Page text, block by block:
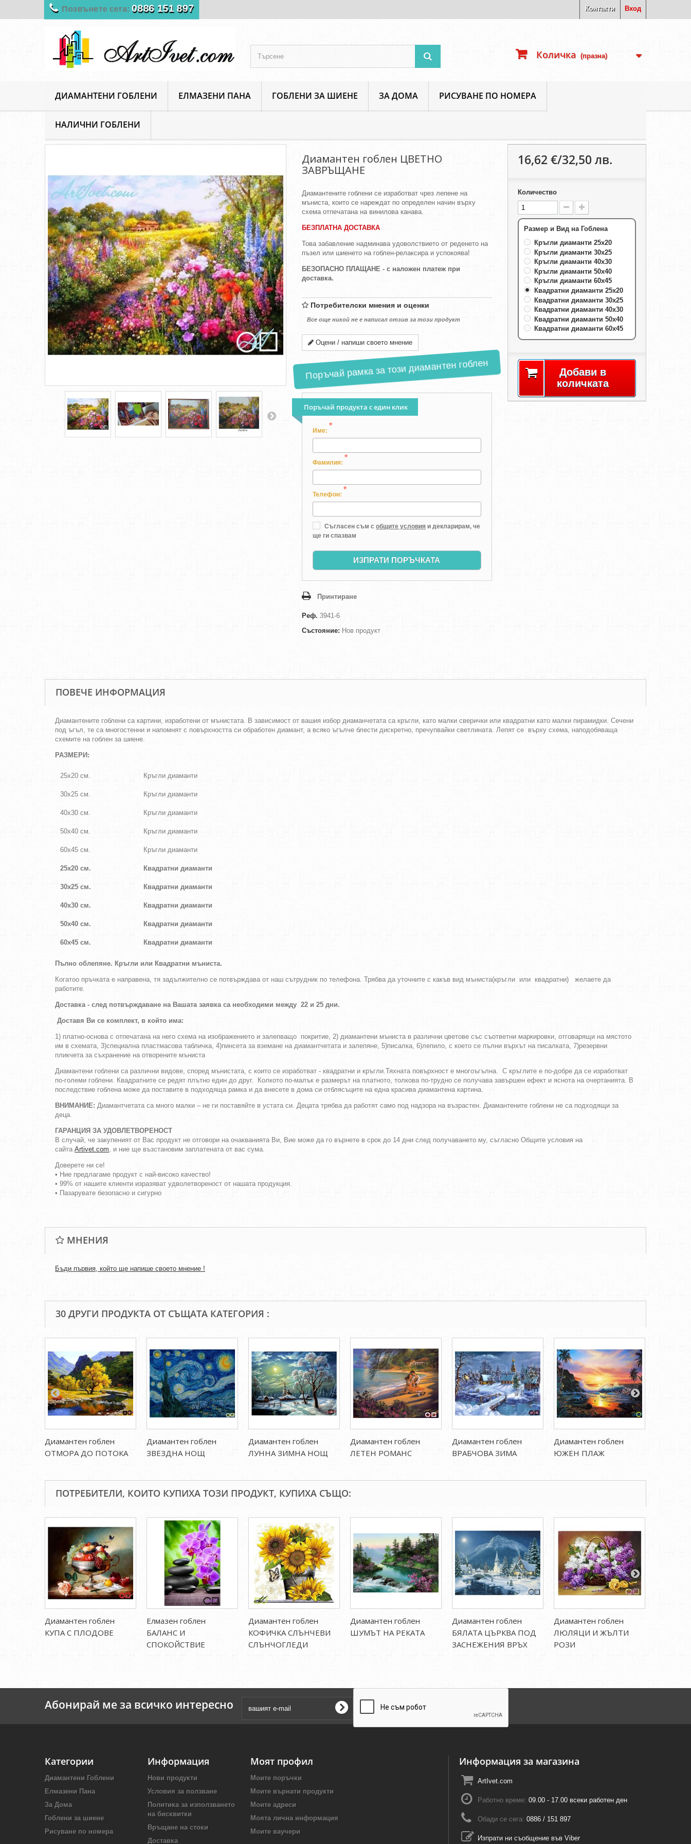
Вход
Контакти
Позвънете сега: 0886 151 897
ДИАМАНТЕНИ ГОБЛЕНИ ЕЛМАЗЕНИ ПАНА ГОБЛЕНИ ЗА ШИЕНЕ ЗА ДОМА РИСУВАНЕ ПО НОМЕРА
НАЛИЧНИ ГОБЛЕНИ
Количка (празна)
ArtIvet Диамантени Гоблени
Диамантен гоблен ЦВЕТНО
ЗАВРЪЩАНЕ
Диамантените гоблени се изработват чрез лепене на
мъниста, които се нареждат по определен начин върху
схема отпечатана на винилова канава.
БЕЗПЛАТНА ДОСТАВКА
Това забавление надминава удоволствието от реденето на
пъзел или шиенето на гоблен-релаксира и успокоява!
БЕЗОПАСНО ПЛАЩАНЕ - с наложен платеж при
доставка.
Потребителски мнения и оценки
Все още никой не е написал отзив за този продукт
Оцени / напиши своето мнение
Поръчай рамка за този диамантен гоблен
Поръчай продукта с един клик
Име:
*
Фамилия:
*
Телефон:
*
Съгласен съм с общите условия и декларирам, че
ще ги спазвам
ИЗПРАТИ ПОРЪЧКАТА
Принтиране
Реф. 3941-6
Състояние: Нов продукт
16,62 €/32,50 лв.
Количество
Размер и Вид на Гоблена
Кръгли диаманти 25х20
Кръгли диаманти 30х25
Кръгли диаманти 40х30
Кръгли диаманти 50х40
Кръгли диаманти 60х45
Квадратни диаманти 25х20
Квадратни диаманти 30х25
Квадратни диаманти 40х30
Квадратни диаманти 50х40
Квадратни диаманти 60х45
Добави в
количката
ПОВЕЧЕ ИНФОРМАЦИЯ
Диамантените гоблени са картини, изработени от мънистата. В зависимост от вашия избор диаманчетата са кръгли, като малки сверички или квадратни като малки пирамидки. Сечени
под ъгъл, те са многостенни и напомнят с повърхността си обработен диамант, а всяко ъгълче блести дискретно, пречупвайки светлината. Лепят се върху схема, наподобяваща
схемите на гоблен за шиене.
РАЗМЕРИ:
25х20 см. Кръгли диаманти
30х25 см. Кръгли диаманти
40х30 см. Кръгли диаманти
50х40 см. Кръгли диаманти
60х45 см. Кръгли диаманти
25х20 см. Квадратни диаманти
30х25 см. Квадратни диаманти
40х30 см. Квадратни диаманти
50х40 см. Квадратни диаманти
60х45 см. Квадратни диаманти
Пълно облепяне. Кръгли или Квадратни мъниста.
Когатоо пръчката е направена, тя задължително се потвърждава от наш сътрудник по телефона. Трябва да уточните с какъв вид мъниста(кръгли или квадратни) желаете да
работите.
Доставка - след потвърждаване на Вашата заявка са необходими между 22 и 25 дни.
Доставя Ви се комплект, в който има:
1) платно-основа с отпечатана на него схема на изображението и залепващо покритие, 2) диамантени мъниста в различни цветове със съответни маркировки, отговарящи на мястото
им в схемата, 3)специална пластмасова табличка, 4)пинсета за вземане на диамантчетата и залепяне, 5)писалка, 6)лепило, с което се пълни върхът на писалката, 7)резервни
пликчета за съхранение на отворените мъниста
Диамантени гоблени са различни видове, според мънистата, с които се изработват - квадратни и кръгли.Тяхната повърхност е многоъгълна. С кръглите е по-добре да се изработват
по-големи гоблени. Квадратните се редят плътно един до друг. Колкото по-малък е размерът на платното, толкова по-трудно се получава завършен ефект и яснота на очертанията. В
последствие гоблена може да поставите в подходяща рамка и да внесете в дома си отблясъците на една красива диамантена картина.
ВНИМАНИЕ: Диамантчетата са много малки – не ги поставяйте в устата си. Децата трябва да работят само под надзора на възрастен. Диамантените гоблени не са подходящи за
деца.
ГАРАНЦИЯ ЗА УДОВЛЕТВОРЕНОСТ
В случай, че закупеният от Вас продукт не отговори на очакванията Ви, Вие може да го върнете в срок до 14 дни след получаването му, съгласно Общите условия на
сайта Artivet.com, и ние ще възстановим заплатената от вас сума.
Доверете ни се!
• Ние предлагаме продукт с най-високо качество!
• 99% от нашите клиенти изразяват удволетвореност от нашата продукция.
• Пазарувате безопасно и сигурно
МНЕНИЯ
Бъди първия, който ще напише своето мнение !
30 ДРУГИ ПРОДУКТА ОТ СЪЩАТА КАТЕГОРИЯ :
Диамантен гоблен
ОТМОРА ДО ПОТОКА
Диамантен гоблен
ЗВЕЗДНА НОЩ
Диамантен гоблен
ЛУННА ЗИМНА НОЩ
Диамантен гоблен
ЛЕТЕН РОМАНС
Диамантен гоблен
ВРАБЧОВА ЗИМА
Диамантен гоблен
ЮЖЕН ПЛАЖ
ПОТРЕБИТЕЛИ, КОИТО КУПИХА ТОЗИ ПРОДУКТ, КУПИХА СЪЩО:
Диамантен гоблен
КУПА С ПЛОДОВЕ
Елмазен гоблен
БАЛАНС И
СПОКОЙСТВИЕ
Диамантен гоблен
КОФИЧКА СЛЪНЧЕВИ
СЛЪНЧОГЛЕДИ
Диамантен гоблен
ШУМЪТ НА РЕКАТА
Диамантен гоблен
БЯЛАТА ЦЪРКВА ПОД
ЗАСНЕЖЕНИЯ ВРЪХ
Диамантен гоблен
ЛЮЛЯЦИ И ЖЪЛТИ
РОЗИ
Абонирай ме за всичко интересно
Категории
Диамантени Гоблени
Елмазени Пана
За Дома
Гоблени за шиене
Рисуване по номера
Информация
Нови продукти
Условия за ползване
Политика за използването
на бисквитки
Връщане на стоки
Доставка
Моят профил
Моите поръчки
Моите върнати продукти
Моите адреси
Моята лична информация
Моите ваучери
Информация за магазина
ArtIvet.com
Работно време: 09.00 - 17.00 всеки работен ден
Обади се сега: 0886 / 151 897
Изпрати ни съобщение във Viber